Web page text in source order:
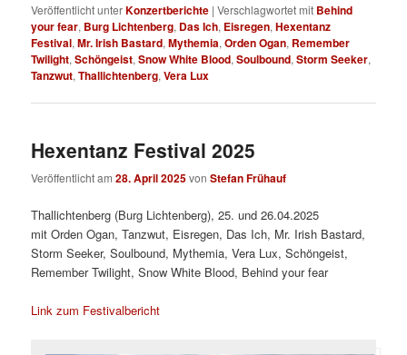
Veröffentlicht unterKonzertberichte |Verschlagwortet mit Behind
your fear, Burg Lichtenberg, Das Ich, Eisregen,Hexentanz
Festival,Mr. Irish Bastard,Mythemia,Orden Ogan, Remember
Twilight,Schöngeist,Snow White Blood,Soulbound,Storm Seeker,
Tanzwut,Thallichtenberg,Vera Lux
Hexentanz Festival 2025
Veröffentlicht am28. April 2025vonStefan Frühauf
Thallichtenberg (Burg Lichtenberg), 25. und 26.04.2025
mit Orden Ogan, Tanzwut, Eisregen, Das Ich, Mr. Irish Bastard,
Storm Seeker, Soulbound, Mythemia, Vera Lux, Schöngeist,
Remember Twilight, Snow White Blood, Behind your fear
Link zum Festivalbericht